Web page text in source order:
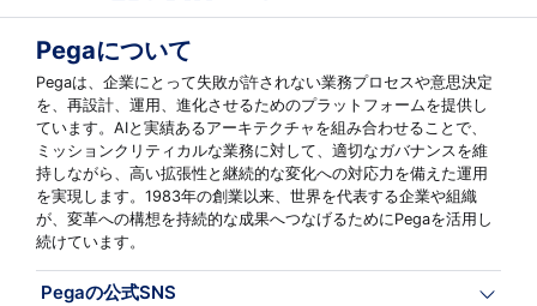
Pegaについて
Pegaは、企業にとって失敗が許されない業務プロセスや意思決定
を、再設計、運用、進化させるためのプラットフォームを提供し
ています。AIと実績あるアーキテクチャを組み合わせることで、
ミッションクリティカルな業務に対して、適切なガバナンスを維
持しながら、高い拡張性と継続的な変化への対応力を備えた運用
を実現します。1983年の創業以来、世界を代表する企業や組織
が、変革への構想を持続的な成果へつなげるためにPegaを活用し
続けています。
Pegaの公式SNS